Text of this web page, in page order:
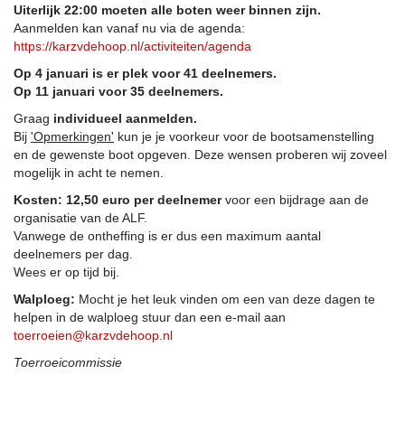
Uiterlijk 22:00 moeten alle boten weer binnen zijn.
Aanmelden kan vanaf nu via de agenda:
https://karzvdehoop.nl/activiteiten/agenda
Op 4 januari is er plek voor 41 deelnemers.
Op 11 januari voor 35 deelnemers.
Graag individueel aanmelden.
Bij 'Opmerkingen' kun je je voorkeur voor de bootsamenstelling
en de gewenste boot opgeven. Deze wensen proberen wij zoveel
mogelijk in acht te nemen.
Kosten: 12,50 euro per deelnemervoor een bijdrage aan de
organisatie van de ALF.
Vanwege de ontheffing is er dus een maximum aantal
deelnemers per dag.
Wees er op tijd bij.
Walploeg: Mocht je het leuk vinden om een van deze dagen te
helpen in de walploeg stuur dan een e-mail aan
toerroeien@karzvdehoop.nl
Toerroeicommissie